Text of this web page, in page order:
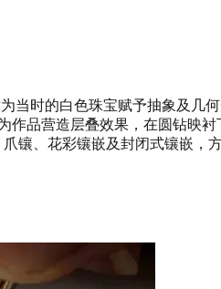
时的白色珠宝赋予抽象及几
品营造层叠效果，在圆钻映
镶、花彩镶嵌及封闭式镶嵌，